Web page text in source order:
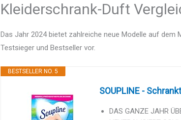
Kleiderschrank-Duft
Das Jahr 2024 bietet zahlreiche neue Modelle auf dem
Testsieger und Bestseller vor.
BESTSELLER NO. 5
SOUPLINE -
DAS GANZE JAHR